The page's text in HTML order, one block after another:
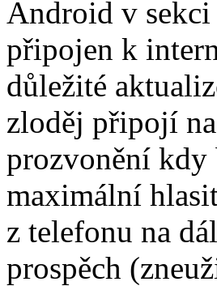
Android v sekci
připojen k
důležité
zloděj připojí
prozvonění kdy
maximální
z telefonu na
prospěch